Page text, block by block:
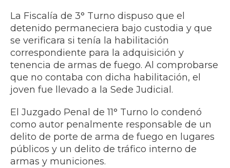
La Fiscalía de 3° Turno dispuso que el
detenido permaneciera bajo custodia y que
se verificara si tenía la habilitación
correspondiente para la adquisición y
tenencia de armas de fuego. Al comprobarse
que no contaba con dicha habilitación, el
joven fue llevado a la Sede Judicial.
El Juzgado Penal de 11° Turno lo condenó
como autor penalmente responsable de un
delito de porte de arma de fuego en lugares
públicos y un delito de tráfico interno de
armas y municiones.